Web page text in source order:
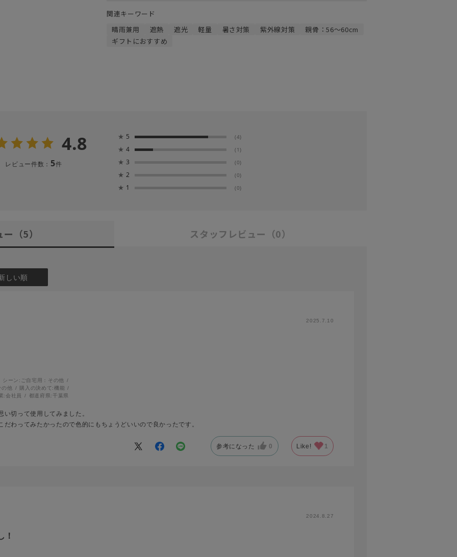
関連キーワード
晴雨兼用
遮熱 遮光 軽量 暑さ対策 紫外線対策
親骨：56～60cm
ギフトにおすすめ
4.8
レビュー件数： 5件
★ 5 (4)
★ 4 (1)
★ 3 (0)
★ 2 (0)
★ 1 (0)
ー （5） スタッフレビュー （0）
しい順
2025.7.10
シーン: ご自宅用：その他
の他
購入の決めて:機能
:会社員 都道府県: 千葉県
切って使用してみました。
わってみたかったので色的にもちょうどいいので良かったです。
参考になった 0 Like! 1
2024.8.27
！